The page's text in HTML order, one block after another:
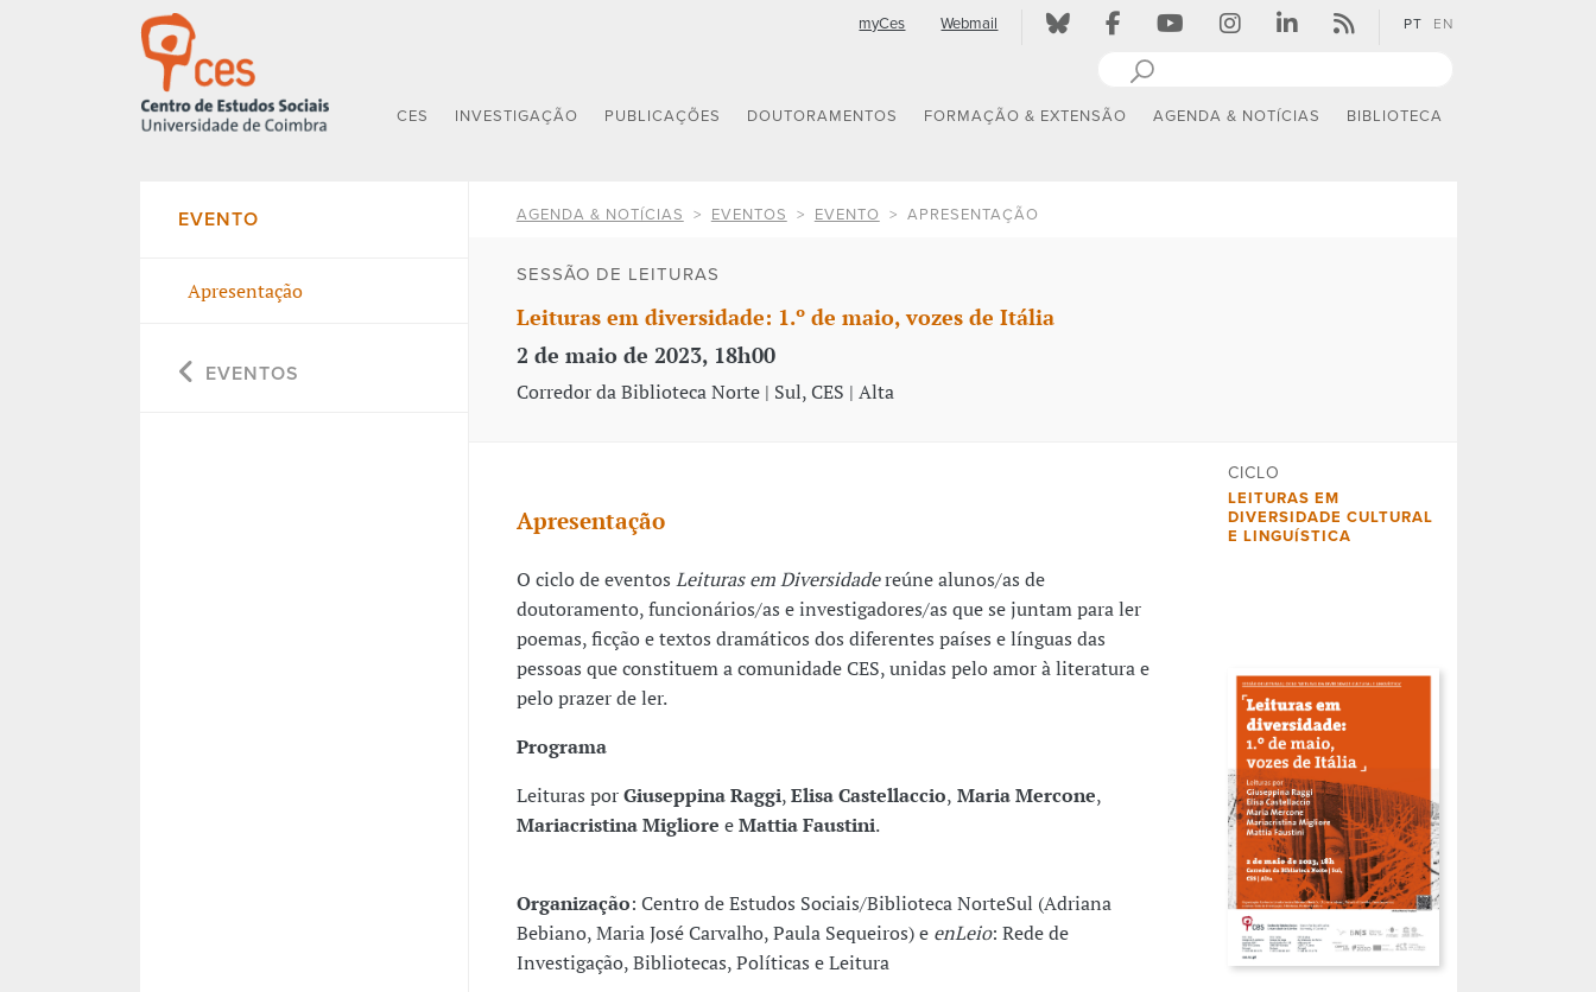
myCes Webmail PT EN
CES INVESTIGAÇÃO PUBLICAÇÕES DOUTORAMENTOS FORMAÇÃO & EXTENSÃO AGENDA & NOTÍCIAS BIBLIOTECA
EVENTO
Apresentação
EVENTOS
AGENDA & NOTÍCIAS EVENTOS EVENTO APRESENTAÇÃO
SESSÃO DE LEITURAS
Leituras em diversidade: 1.º de maio, vozes de Itália
2 de maio de 2023, 18h00
Corredor da Biblioteca Norte | Sul, CES | Alta
Apresentação
O ciclo de eventos Leituras em Diversidadereúne alunos/as de
doutoramento, funcionários/as e investigadores/as que se juntam para ler
poemas, ficção e textos dramáticos dos diferentes países e línguas das
pessoas que constituem a comunidade CES, unidas pelo amor à literatura e
pelo prazer de ler.
Programa
Leituras porGiuseppina Raggi,Elisa Castellaccio, Maria Mercone,
Mariacristina Migliore eMattia Faustini.
Organização: Centro de Estudos Sociais/Biblioteca NorteSul (Adriana
Bebiano, Maria José Carvalho, Paula Sequeiros) e enLeio: Rede de
Investigação, Bibliotecas, Políticas e Leitura
CICLO
LEITURAS EM
DIVERSIDADE CULTURAL
E LINGUÍSTICA